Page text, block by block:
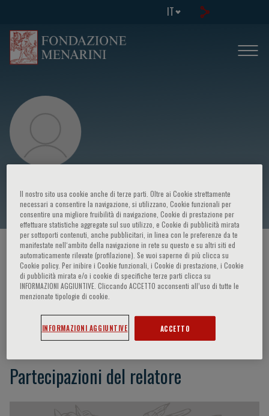
IT
Eugenio Picano
HOME PAGE / CORSI ED EVENTI / RELATORE
Eugenio Picano
Partecipazioni del relatore
Il nostro sito usa cookie anche di terze parti. Oltre ai Cookie strettamente
necessari a consentire la navigazione, si utilizzano, Cookie funzionali per
consentire una migliore fruibilità di navigazione, Cookie di prestazione per
effettuare statistiche aggregate sul suo utilizzo, e Cookie di pubblicità mirata
per sottoporti contenuti, anche pubblicitari, in linea con le preferenze da te
manifestate nell‘ambito della navigazione in rete su questo e su altri siti ed
automaticamente rilevate (profilazione). Se vuoi saperne di più clicca su
Cookie policy. Per inibire i Cookie funzionali, i Cookie di prestazione, i Cookie
di pubblicità mirata e/o i cookie di specifiche terze parti clicca su
INFORMAZIONI AGGIUNTIVE. Cliccando ACCETTO acconsenti all’uso di tutte le
menzionate tipologie di cookie.
INFORMAZIONI AGGIUNTIVE ACCETTO